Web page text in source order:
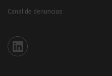
Canal de denuncias
Iberinform en Linkedin